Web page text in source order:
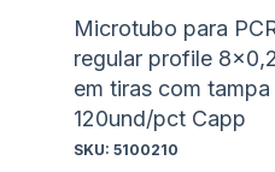
Microtubo para
regular profile
em tiras com tampa
120und/pct Capp
SKU: 5100210